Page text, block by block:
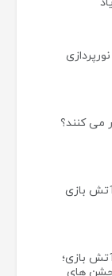
می کنند؟
بازی
بازی؛
جشن های